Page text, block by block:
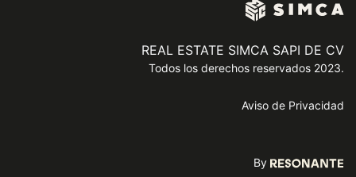
REAL ESTATE SIMCA SAPI DE CV
Todos los derechos reservados 2023.
Aviso de Privacidad
By